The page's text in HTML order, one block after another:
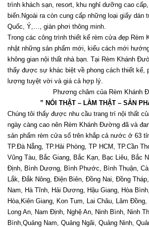
trình khách sạn, resort, khu nghỉ dưỡng cao
biển.Ngoài ra còn cung cấp những loại giấy dán
Quốc, Ý,…, giàn phơi thông minh.
Trong các công trình thiết kế rèm cửa đẹp Rèm
nhật những sản phẩm mới, kiểu cách mới
không gian nội thất nhà bạn. Tại Rèm Khánh
thấy được sự khác biệt về phong cách thiết kế,
lượng tuyệt vời và giá cả hợp lý.
Phương châm của Rèm Khánh
” NÓI THẬT – LÀM THẬT – SẢN
Chúng tôi thấy được nhu cầu trang trí nội thất
ngày càng cao nên Rèm Khánh Đường đã và
sản phẩm rèm cửa sổ trên khắp cả nước ở 63
TP.Đà Nẵng, TP.Hải Phòng, TP HCM, TP.Cần
Vũng Tàu, Bắc Giang, Bắc Kạn, Bạc Liêu, Bắc
Định, Bình Dương, Bình Phước, Bình Thuận,
Lắk, Đắk Nông, Điện Biên, Đồng Nai, Đồng
Nam, Hà Tĩnh, Hải Dương, Hậu Giang, Hòa
Hòa,Kiên Giang, Kon Tum, Lai Châu, Lâm Đồng,
Long An, Nam Định, Nghệ An, Ninh Bình, Ninh
Bình,Quảng Nam, Quảng Ngãi, Quảng Ninh,